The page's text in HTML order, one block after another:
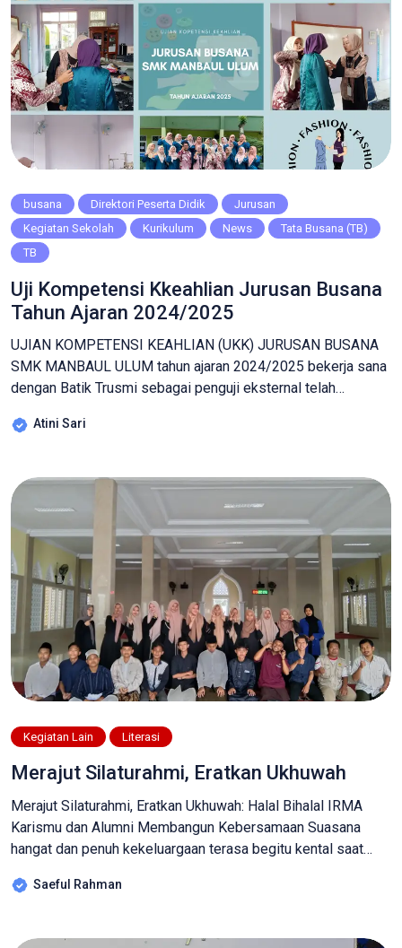
busana Direktori Peserta Didik
Jurusan
Kegiatan Sekolah
Kurikulum News
Tata Busana (TB)
TB
Uji Kompetensi Kkeahlian Jurusan Busana
Tahun Ajaran 2024/2025
UJIAN KOMPETENSI KEAHLIAN (UKK) JURUSAN BUSANA
SMK MANBAUL ULUM tahun ajaran 2024/2025 bekerja sana
dengan Batik Trusmi sebagai penguji eksternal telah
menyusun tema “Dress Muslim dengan paduan kain brokat”.
s/d 16 april 2025 dengan durasi selama 16 jam siswa […]
Atini Sari
Kegiatan Lain Literasi
Merajut Silaturahmi, Eratkan Ukhuwah
Merajut Silaturahmi, Eratkan Ukhuwah: Halal Bihalal IRMA
Karismu dan Alumni Membangun Kebersamaan Suasana
hangat dan penuh kekeluargaan terasa begitu kental saat
bihalal yang istimewa. Bukan hanya dihadiri oleh anggota
telah lama menjadi bagian dari perjalanan panjang organisasi
Saeful Rahman